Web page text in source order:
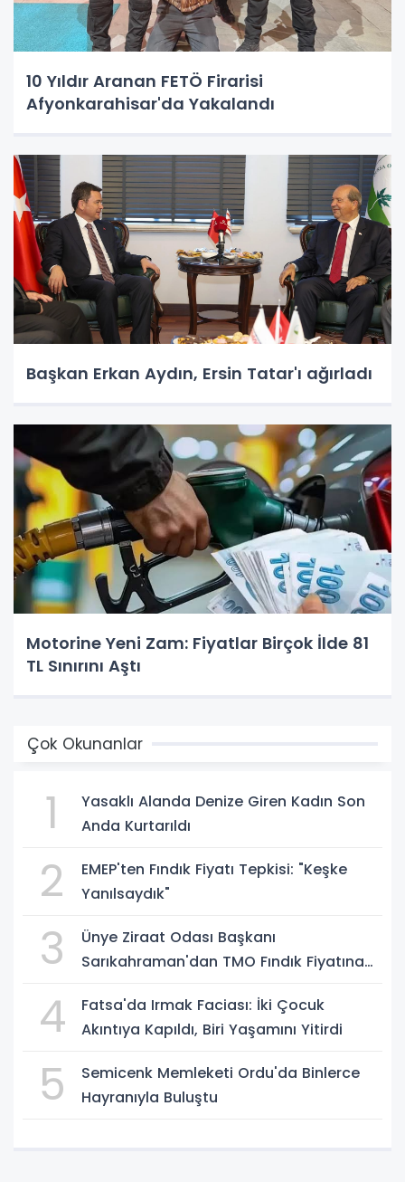
10 Yıldır Aranan FETÖ Firarisi
Afyonkarahisar'da Yakalandı
Başkan Erkan Aydın, Ersin Tatar'ı ağırladı
Motorine Yeni Zam: Fiyatlar Birçok İlde 81
TL Sınırını Aştı
Çok Okunanlar
1
Yasaklı Alanda Denize Giren Kadın Son
Anda Kurtarıldı
2
EMEP'ten Fındık Fiyatı Tepkisi: "Keşke
Yanılsaydık"
3
Ünye Ziraat Odası Başkanı
Sarıkahraman'dan TMO Fındık Fiyatına
4
Fatsa'da Irmak Faciası: İki Çocuk
Akıntıya Kapıldı, Biri Yaşamını Yitirdi
5
Semicenk Memleketi Ordu'da Binlerce
Hayranıyla Buluştu